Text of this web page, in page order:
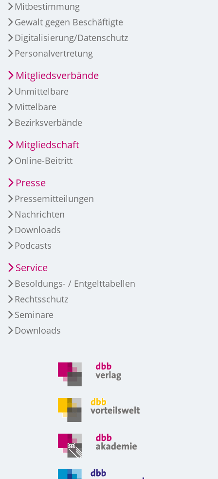
Mitbestimmung
Gewalt gegen Beschäftigte
Digitalisierung/Datenschutz
Personalvertretung
Mitgliedsverbände
Unmittelbare
Mittelbare
Bezirksverbände
Mitgliedschaft
Online-Beitritt
Presse
Pressemitteilungen
Nachrichten
Downloads
Podcasts
Service
Besoldungs- / Entgelttabellen
Rechtsschutz
Seminare
Downloads